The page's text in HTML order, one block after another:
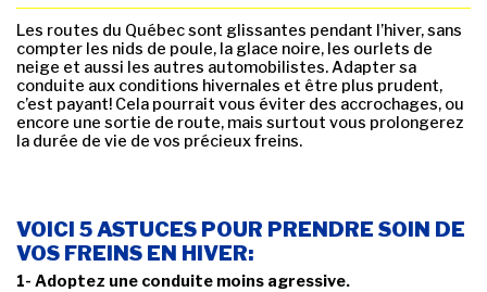
Les routes du Québec sont glissantes pendant l’hiver, sans
compter les nids de poule, la glace noire, les ourlets de
neige et aussi les autres automobilistes. Adapter sa
conduite aux conditions hivernales et être plus prudent,
c’est payant! Cela pourrait vous éviter des accrochages, ou
encore une sortie de route, mais surtout vous prolongerez
la durée de vie de vos précieux freins.
VOICI 5 ASTUCES POUR PRENDRE SOIN DE
VOS FREINS EN HIVER:
1- Adoptez une conduite moins agressive.